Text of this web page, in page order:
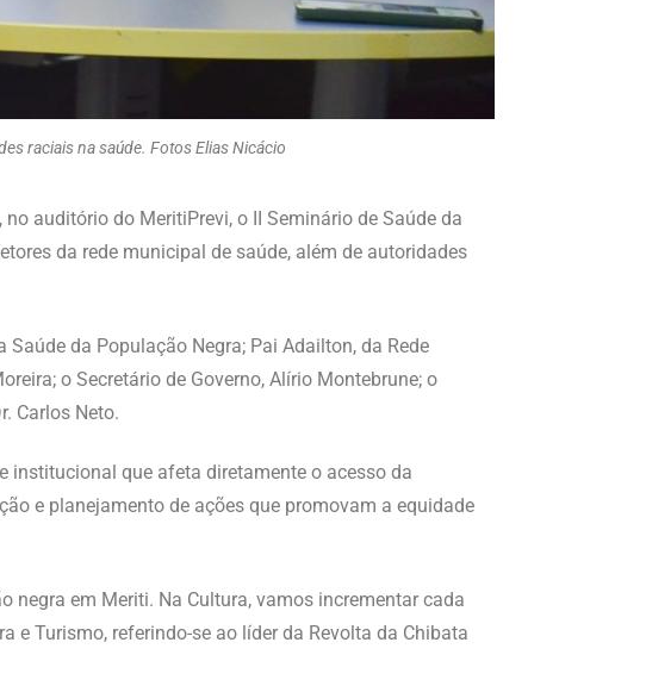
raciais na saúde. Fotos Elias Nicácio
auditório do MeritiPrevi, o II Seminário de Saúde da
da rede municipal de saúde, além de autoridades
da População Negra; Pai Adailton, da Rede
o Secretário de Governo, Alírio Montebrune; o
Carlos Neto.
institucional que afeta diretamente o acesso da
e planejamento de ações que promovam a equidade
negra em Meriti. Na Cultura, vamos incrementar cada
e Turismo, referindo-se ao líder da Revolta da Chibata